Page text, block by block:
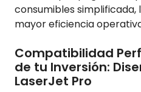
consumibles simplificada,
mayor eficiencia
Compatibilidad
de tu Inversión:
LaserJet Pro